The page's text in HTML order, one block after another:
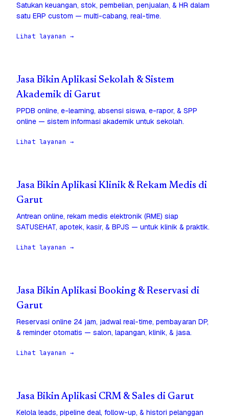
Satukan keuangan, stok, pembelian, penjualan, & HR dalam
satu ERP custom — multi-cabang, real-time.
Lihat layanan →
Jasa Bikin Aplikasi Sekolah & Sistem
Akademik di Garut
PPDB online, e-learning, absensi siswa, e-rapor, & SPP
online — sistem informasi akademik untuk sekolah.
Lihat layanan →
Jasa Bikin Aplikasi Klinik & Rekam Medis di
Garut
Antrean online, rekam medis elektronik (RME) siap
SATUSEHAT, apotek, kasir, & BPJS — untuk klinik & praktik.
Lihat layanan →
Jasa Bikin Aplikasi Booking & Reservasi di
Garut
Reservasi online 24 jam, jadwal real-time, pembayaran DP,
& reminder otomatis — salon, lapangan, klinik, & jasa.
Lihat layanan →
Jasa Bikin Aplikasi CRM & Sales di Garut
Kelola leads, pipeline deal, follow-up, & histori pelanggan